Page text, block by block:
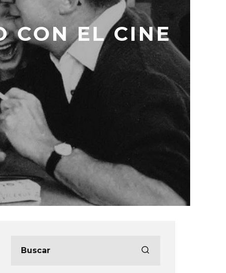
CON EL CINE